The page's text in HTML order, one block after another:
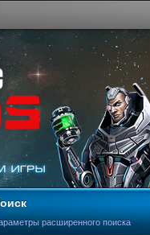
расширенного поиска